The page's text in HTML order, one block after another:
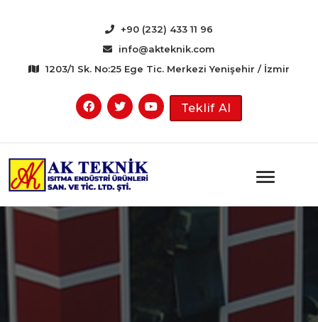
+90 (232) 433 11 96
info@akteknik.com
1203/1 Sk. No:25 Ege Tic. Merkezi Yenişehir / İzmir
Teklif Al